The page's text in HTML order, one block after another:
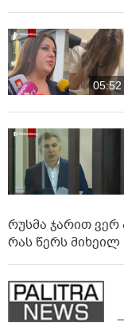
05:52
რუსმა ჯარით
რას წერს მიხეილ